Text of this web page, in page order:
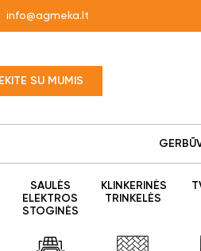
info@agmeka.lt
SU MUMIS
SAULĖS
ELEKTROS
STOGINĖS
KLINKERINĖS
TRINKELĖS